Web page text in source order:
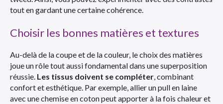
tout en gardant une certaine cohérence.
Choisir les bonnes matières et textures
Au-delà de la coupe et de la couleur, le choix des matières
joue un rôle tout aussi fondamental dans une superposition
réussie. Les tissus doivent se compléter, combinant
confort et esthétique. Par exemple, allier un pull en laine
avec une chemise en coton peut apporter à la fois chaleur et